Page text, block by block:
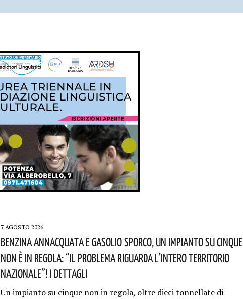
7 AGOSTO 2026
Benzina Annacquata E Gasolio Sporco, Un Impianto Su Cinque
Non È In Regola: “il Problema Riguarda L’intero Territorio
Nazionale”! I Dettagli
Un impianto su cinque non in regola, oltre dieci tonnellate di